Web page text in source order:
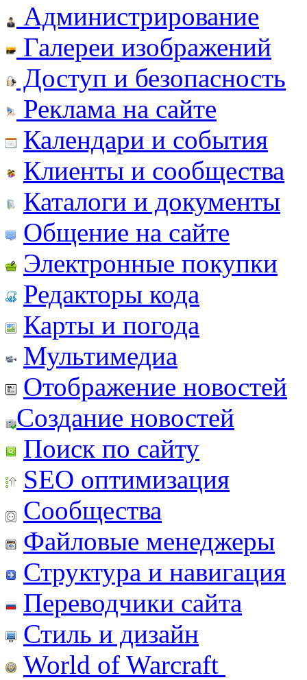
Администрирование
Галереи изображений
Доступ и безопасность
Реклама на сайте
Календари и события
Клиенты и сообщества
Каталоги и документы
Общение на сайте
Электронные покупки
Редакторы кода
Карты и погода
Мультимедиа
Отображение новостей
Создание новостей
Поиск по сайту
SEO оптимизация
Сообщества
Файловые менеджеры
Структура и навигация
Переводчики сайта
Стиль и дизайн
World of Warcraft